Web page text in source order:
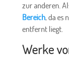
zur anderen.
Bereich, da es
entfernt liegt.
Werke